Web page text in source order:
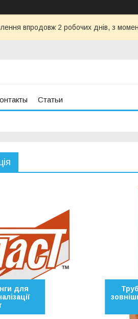
впродовж 2 робочих днів, з
Статьи
для